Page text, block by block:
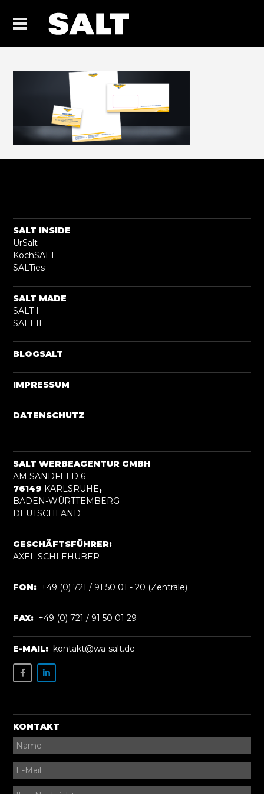
SALT INSIDE
UrSalt
KochSALT
SALTies
SALT MADE
SALT I
SALT II
BLOGSALT
IMPRESSUM
DATENSCHUTZ
SALT WERBEAGENTUR GMBH
AM SANDFELD 6
76149 KARLSRUHE,
BADEN-WÜRTTEMBERG
DEUTSCHLAND
GESCHÄFTSFÜHRER:
AXEL SCHLEHUBER
FON: +49 (0) 721 / 91 50 01 - 20 (Zentrale)
FAX: +49 (0) 721 / 91 50 01 29
E-MAIL: kontakt@wa-salt.de
KONTAKT